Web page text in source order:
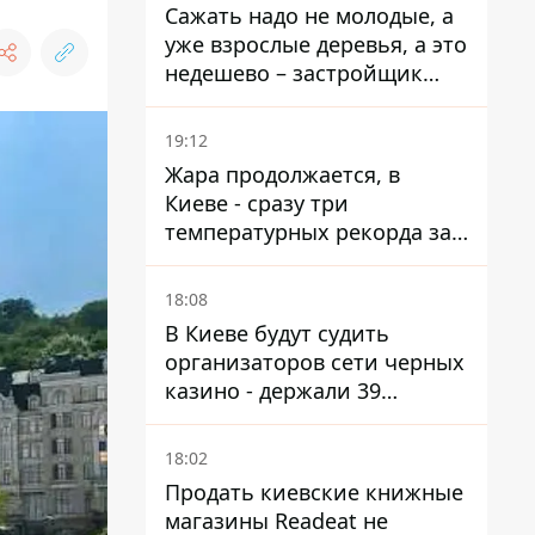
Сажать надо не молодые, а
уже взрослые деревья, а это
недешево – застройщик
Никонов
19:12
Жара продолжается, в
Киеве - сразу три
температурных рекорда за
день
18:08
В Киеве будут судить
организаторов сети черных
казино - держали 39
заведений
18:02
Продать киевские книжные
магазины Readeat не